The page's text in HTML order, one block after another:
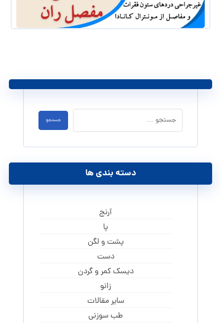
دسته بندی ها
آرنج
پا
پشت و لگن
دست
دیسک کمر و گردن
زانو
سایر مقالات
طب سوزنی